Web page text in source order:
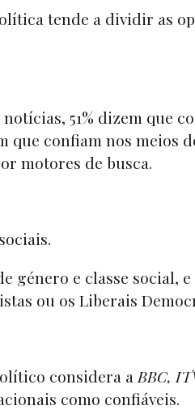
tende a dividir as
51% dizem que
que confiam nos meios
motores de busca.
género e classe social,
ou os Liberais
considera a BBC,
como confiáveis.